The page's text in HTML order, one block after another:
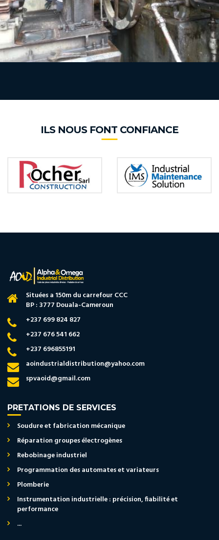
ILS NOUS FONT CONFIANCE
Situées a 150m du carrefour CCC
BP : 3777 Douala-Cameroun
+237 699 824 827
+237 676 541 662
+237 696855191
aoindustrialdistribution@yahoo.com
spvaoid@gmail.com
PRETATIONS DE SERVICES
Soudure et fabrication mécanique
Réparation groupes électrogènes
Rebobinage industriel
Programmation des automates et variateurs
Plomberie
Instrumentation industrielle : précision, fiabilité et
performance
...